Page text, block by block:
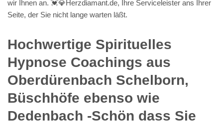
wir Ihnen an. 💓️💎Herzdiamant.de, Ihre Serviceleister ans Ihrer
Seite, der Sie nicht lange warten läßt.
Hochwertige Spirituelles
Hypnose Coachings aus
Oberdürenbach Schelborn,
Büschhöfe ebenso wie
Dedenbach -Schön dass Sie